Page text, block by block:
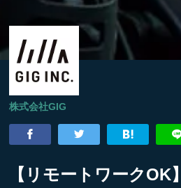
株式会社GIG
【リモートワークOK